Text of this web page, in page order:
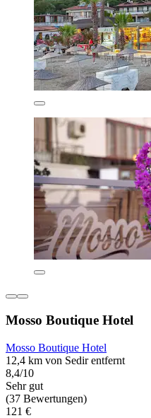
Mosso Boutique Hotel
Mosso Boutique Hotel
12,4 km von Sedir entfernt
8,4/10
Sehr gut
(37 Bewertungen)
121 €